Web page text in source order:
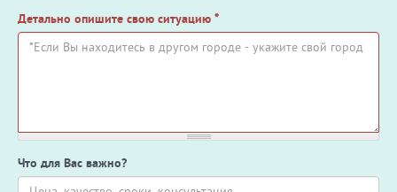
Детально опишите свою ситуацию *
Что для Вас важно?